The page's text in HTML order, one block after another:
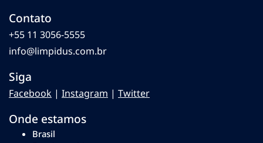
Contato
+55 11 3056-5555
info@limpidus.com.br
Siga
Facebook | Instagram | Twitter
Onde estamos
Brasil